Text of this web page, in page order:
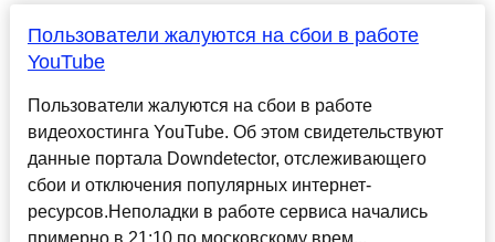
Пользователи жалуются на сбои в работе
YouTube
Пользователи жалуются на сбои в работе
видеохостинга YouTube. Об этом свидетельствуют
данные портала Downdetector, отслеживающего
сбои и отключения популярных интернет-
ресурсов.Неполадки в работе сервиса начались